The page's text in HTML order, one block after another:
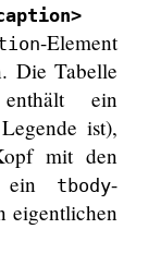
-Element
Die Tabelle
ein
ist),
mit den
ein
tbody-
eigentlichen